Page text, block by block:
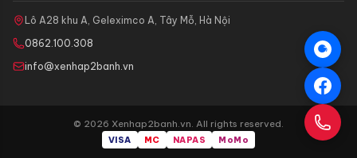
Lô A28 khu A, Geleximco A, Tây Mỗ, Hà Nội
0862.100.308
info@xenhap2banh.vn
© 2026 Xenhap2banh.vn. All rights reserved.
VISA MC NAPAS MoMo